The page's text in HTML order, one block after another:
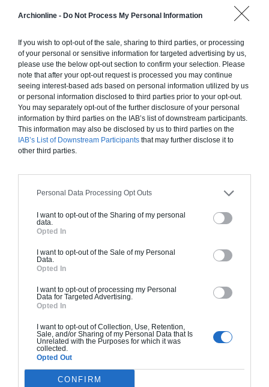
Archionline - Do Not Process My Personal Information
If you wish to opt-out of the sale, sharing to third parties, or processing
of your personal or sensitive information for targeted advertising by us,
please use the below opt-out section to confirm your selection. Please
note that after your opt-out request is processed you may continue
seeing interest-based ads based on personal information utilized by us
or personal information disclosed to third parties prior to your opt-out.
You may separately opt-out of the further disclosure of your personal
information by third parties on the IAB’s list of downstream participants.
This information may also be disclosed by us to third parties on the
IAB’s List of Downstream Participants that may further disclose it to
other third parties.
Personal Data Processing Opt Outs
I want to opt-out of the Sharing of my personal
data.
Opted In
I want to opt-out of the Sale of my Personal
Data.
Opted In
I want to opt-out of processing my Personal
Data for Targeted Advertising.
Opted In
I want to opt-out of Collection, Use, Retention,
Sale, and/or Sharing of my Personal Data that Is
Unrelated with the Purposes for which it was
collected.
Opted Out
CONFIRM
standards. Construction en ossature bois isolé.
Finitions haut de gamme. Le prix "clé en main"
inclut le gros oeuvre et le second oeuvre (cuisine,
peinture, sols...), mais exclut piscine, jardin et
clôture.
À partir de
258 000€ TTC
Chiffrage estimatif pour : Fondations et normes
standards. Construction en bloc coffrant isolant
(RT 2020). Finitions haut de gamme. Le prix "clé
en main" inclut le gros oeuvre et le second
piscine, jardin et clôture.
À partir de
298 000€ TTC